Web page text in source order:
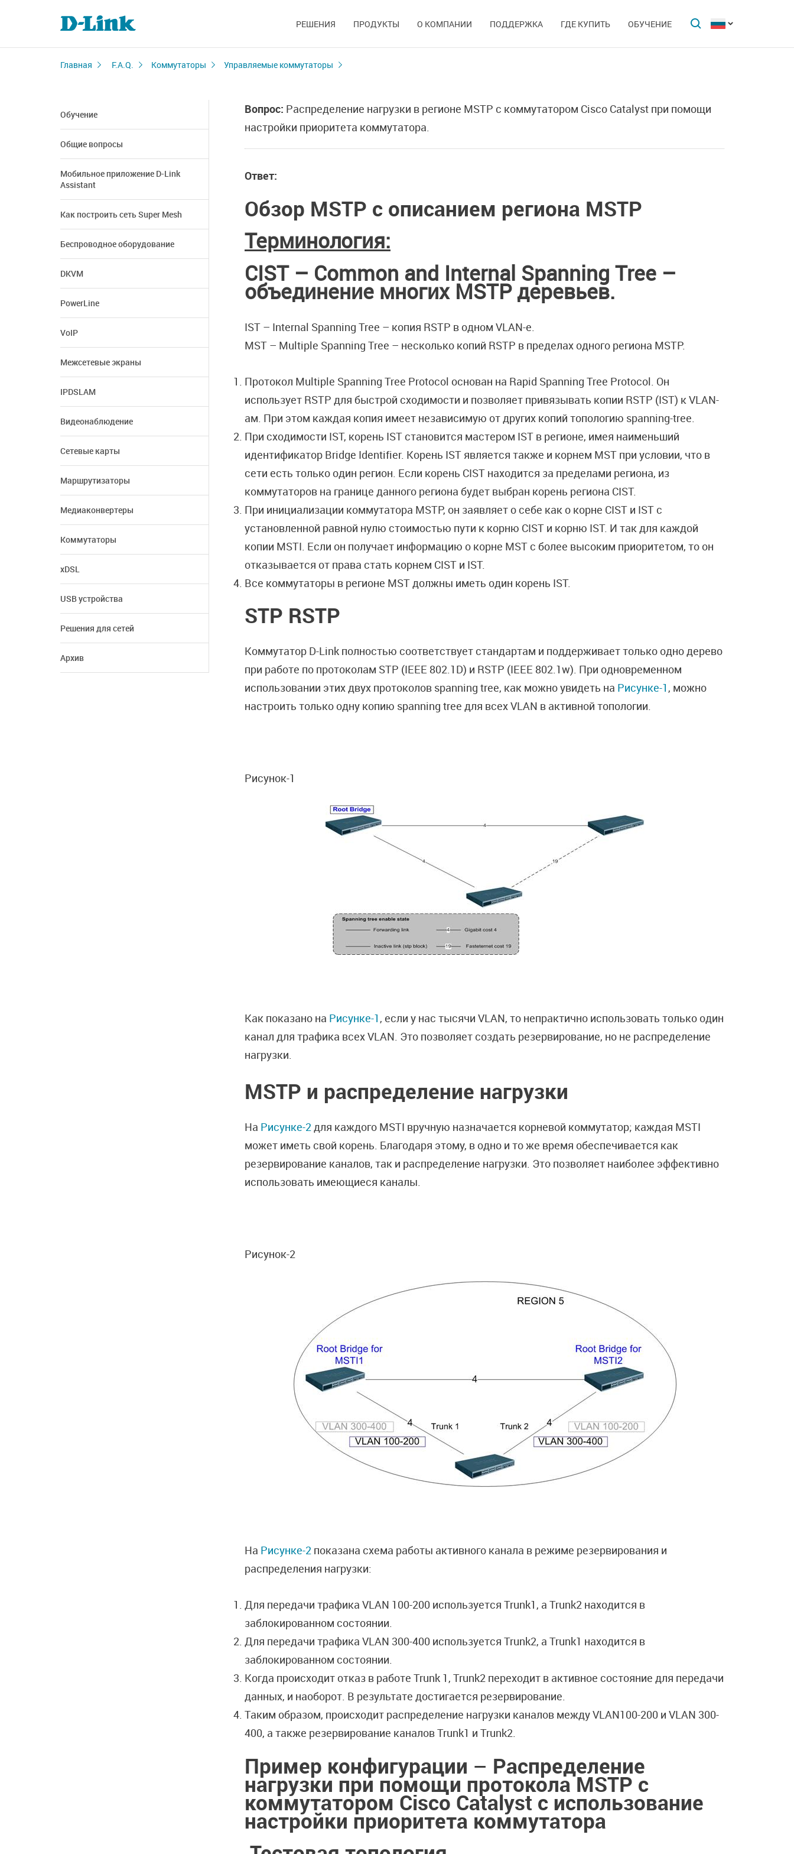
РЕШЕНИЯ ПРОДУКТЫ О КОМПАНИИ ПОДДЕРЖКА ГДЕ КУПИТЬ ОБУЧЕНИЕ
Главная F.A.Q. Коммутаторы Управляемые коммутаторы
Обучение
Общие вопросы
Мобильное приложение D-Link
Assistant
Как построить сеть Super Mesh
Беспроводное оборудование
DKVM
PowerLine
VoIP
Межсетевые экраны
IPDSLAM
Видеонаблюдение
Сетевые карты
Маршрутизаторы
Медиаконвертеры
Коммутаторы
xDSL
USB устройства
Решения для сетей
Архив
Вопрос: Распределение нагрузки в регионе MSTP с коммутатором Cisco Catalyst при помощи
настройки приоритета коммутатора.
Ответ:
Обзор MSTP c описанием региона MSTP
Терминология:
CIST – Common and Internal Spanning Tree –
объединение многих MSTP деревьев.
IST – Internal Spanning Tree – копия RSTP в одном VLAN-е.
MST – Multiple Spanning Tree – несколько копий RSTP в пределах одного региона MSTP.
Протокол Multiple Spanning Tree Protocol основан на Rapid Spanning Tree Protocol. Он
использует RSTP для быстрой сходимости и позволяет привязывать копии RSTP (IST) к VLAN-
ам. При этом каждая копия имеет независимую от других копий топологию spanning-tree.
При сходимости IST, корень IST становится мастером IST в регионе, имея наименьший
идентификатор Bridge Identifier. Корень IST является также и корнем MST при условии, что в
сети есть только один регион. Если корень CIST находится за пределами региона, из
коммутаторов на границе данного региона будет выбран корень региона CIST.
При инициализации коммутатора MSTP, он заявляет о себе как о корне CIST и IST с
установленной равной нулю стоимостью пути к корню CIST и корню IST. И так для каждой
копии MSTI. Если он получает информацию о корне MST с более высоким приоритетом, то он
отказывается от права стать корнем CIST и IST.
Все коммутаторы в регионе MST должны иметь один корень IST.
STP RSTP
Коммутатор D-Link полностью соответствует стандартам и поддерживает только одно дерево
при работе по протоколам STP (IEEE 802.1D) и RSTP (IEEE 802.1w). При одновременном
использовании этих двух протоколов spanning tree, как можно увидеть на Рисунке-1 , можно
настроить только одну копию spanning tree для всех VLAN в активной топологии.
Рисунок-1
Как показано на Рисунке-1 , если у нас тысячи VLAN, то непрактично использовать только один
канал для трафика всех VLAN. Это позволяет создать резервирование, но не распределение
нагрузки.
MSTP и распределение нагрузки
На Рисунке-2для каждого MSTI вручную назначается корневой коммутатор; каждая MSTI
может иметь свой корень. Благодаря этому, в одно и то же время обеспечивается как
резервирование каналов, так и распределение нагрузки. Это позволяет наиболее эффективно
использовать имеющиеся каналы.
Рисунок-2
На Рисунке-2 показана схема работы активного канала в режиме резервирования и
распределения нагрузки:
Для передачи трафика VLAN 100-200 используется Trunk1, а Trunk2 находится в
заблокированном состоянии.
Для передачи трафика VLAN 300-400 используется Trunk2, а Trunk1 находится в
заблокированном состоянии.
Когда происходит отказ в работе Trunk 1, Trunk2 переходит в активное состояние для передачи
данных, и наоборот. В результате достигается резервирование.
Таким образом, происходит распределение нагрузки каналов между VLAN100-200 и VLAN 300-
400, а также резервирование каналов Trunk1 и Trunk2.
Пример конфигурации – Распределение
нагрузки при помощи протоколаMSTP с
коммутатором Cisco Catalyst с использование
настройки приоритета коммутатора